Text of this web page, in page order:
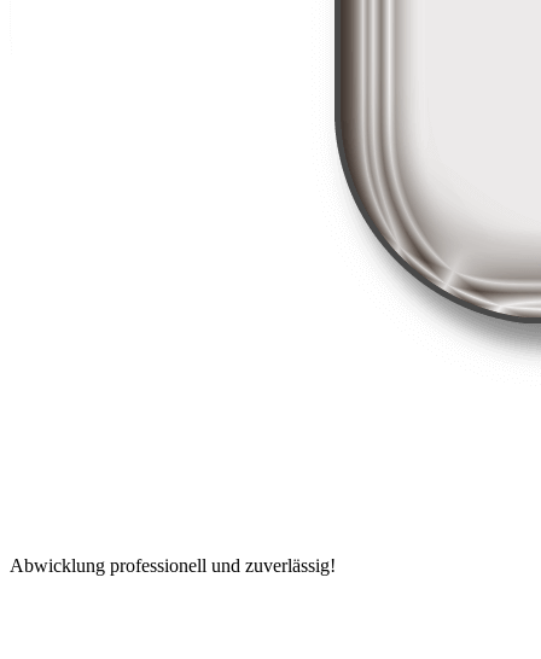
Abwicklung professionell und zuverlässig!